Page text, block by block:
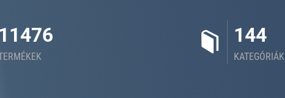
11476 144
KATEGÓRIÁK